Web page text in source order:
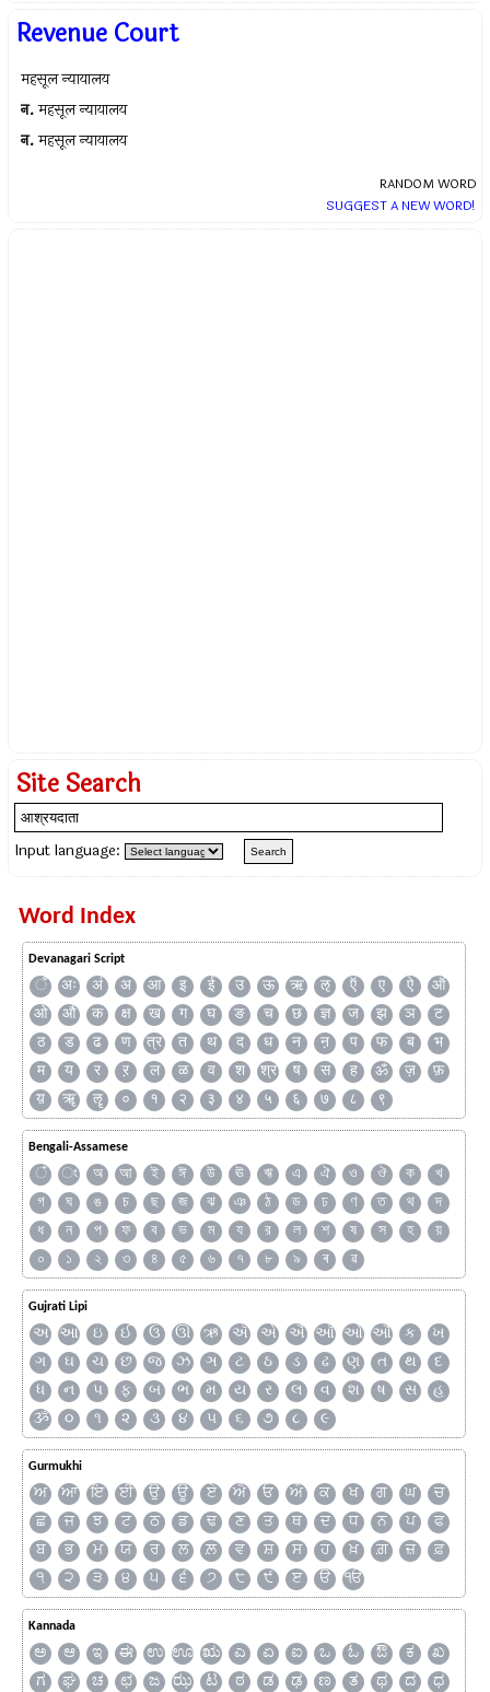
Revenue Court
महसूल न्यायालय
न. महसूल न्यायालय
न. महसूल न्यायालय
RANDOM WORD
SUGGEST A NEW WORD!
Site Search
Input language:
Word Index
Devanagari Script
ँ अः अं अ आ इ ई उ ऊ ऋ ऌ ऍ ए ऐ
ऑ
ओ
औ क क्ष ख ग घ ङ च छ ज्ञ ज झ ञ
ट
ठ
ड ढ ण त्र त थ द ध न ऩ प फ ब
भ
म
य र ऱ ल ळ व श श्र ष स ह ॐ ज़
फ़
य़
ॠ ॡ ० १ २ ३ ४ ५ ६ ७ ८ ९
Bengali-Assamese
ঁ ং অ আ ই ঈ উ ঊ ঋ এ ঐ ও ঔ ক
খ
গ
ঘ ঙ চ ছ জ ঝ ঞ ঠ ড ঢ ণ ত থ
দ
ধ
ন প ফ ব ভ ম য র ল শ ষ স হ
য়
০
১ ২ ৩ ৪ ৫ ৬ ৭ ৮ ৯ ৰ ৱ
Gujrati Lipi
અ આ ઇ ઈ ઉ ઊ ઋ ઍ એ ઐ ઑ ઓ ઔ ક
ખ
ગ
ઘ ચ છ જ ઝ ઞ ટ ઠ ડ ઢ ણ ત થ
દ
ધ
ન પ ફ બ ભ મ ય ર લ વ શ ષ સ
હ
ૐ
૦ ૧ ૨ ૩ ૪ ૫ ૬ ૭ ૮ ૯
Gurmukhi
ਅ ਆ ਇ ਈ ਉ ਊ ਏ ਐ ਓ ਔ ਕ ਖ ਗ ਘ
ਚ
ਛ
ਜ ਝ ਟ ਠ ਡ ਢ ਣ ਤ ਥ ਦ ਧ ਨ ਪ
ਫ
ਬ
ਭ ਮ ਯ ਰ ਲ ਲ਼ ਵ ਸ਼ ਸ ਹ ਖ਼ ਗ਼ ਜ਼
ਫ਼
੧
੨ ੩ ੪ ੫ ੬ ੭ ੮ ੯ ੲ ੳ ੴ
Kannada
ಅ ಆ ಇ ಈ ಉ ಊ ಋ ಎ ಏ ಐ ಒ ಓ ಔ ಕ
ಖ
ಗ
ಘ ಚ ಛ ಜ ಝ ಟ ಠ ಡ ಢ ಣ ತ ಥ ದ
ಧ